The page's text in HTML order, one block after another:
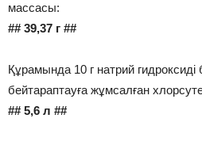
массасы:
## 39,37 г ##
Құрамында 10 г натрий гидроксиді
бейтараптауға жұмсалған
## 5,6 л ##